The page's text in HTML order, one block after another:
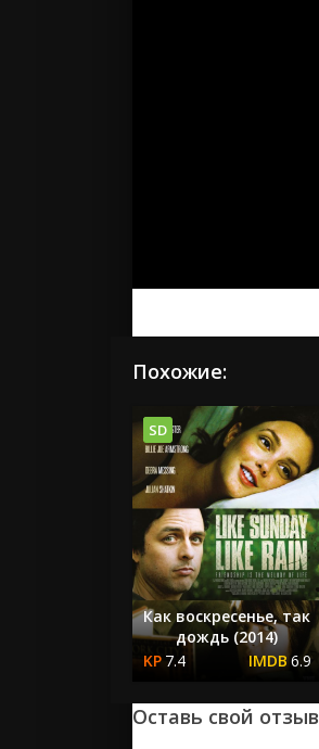
Похожие:
SD
Как воскресенье, так
дождь (2014)
7.4
6.9
Оставь свой отзыв